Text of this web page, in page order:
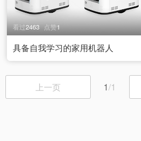
看过2463 点赞1
具备自我学习的家用机器人
上一页 1/1